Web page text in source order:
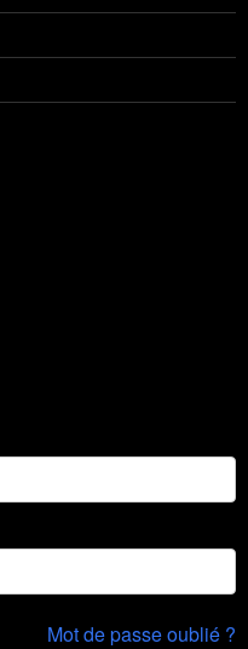
Mot de passe oublié ?